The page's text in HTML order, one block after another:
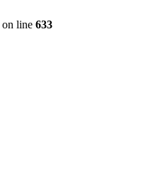
on line 633